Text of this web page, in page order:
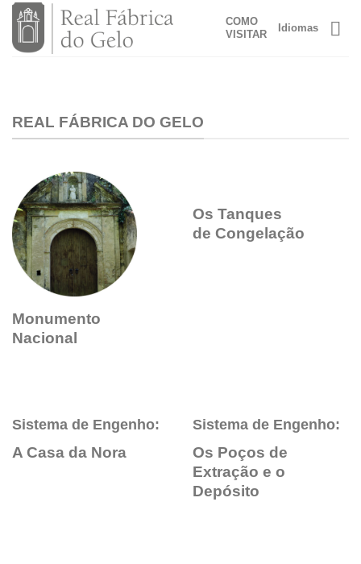
Skip
content
COMO
VISITAR
Idiomas
REAL FÁBRICA DO GELO
Monumento
Nacional
Os Tanques
de Congelação
Sistema de Engenho:
A Casa da Nora
Sistema de Engenho:
Os Poços de
Extração e o
Depósito